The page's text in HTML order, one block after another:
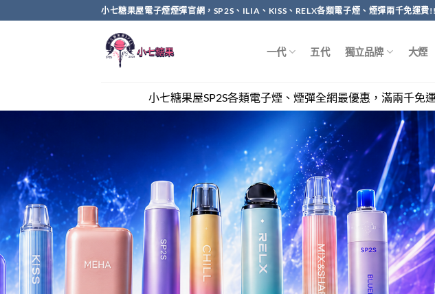
to
小七糖果屋電子煙煙彈官網，SP2S、ILIA、KISS、RELX各類電子煙、煙彈兩千免運
一代 五代 獨立品牌 大煙
小七糖果屋SP2S各類電子煙、煙彈全網最優惠，滿兩千免運費!!! 週一至週